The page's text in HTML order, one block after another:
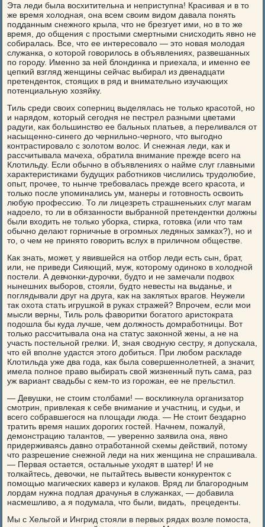
Эта леди была восхитительна и неприступна! Красивая и в то
же время холодная, она всем своим видом давала понять
подданным снежного крыла, что не брезгует ими, но в то же
время, до общения с простыми смертными снисходить явно не
собиралась. Все, что ее интересовало — это новая молодая
служанка, о которой говорилось в объявлениях, развешанных
по городу. Именно за ней блондинка и приехала, и именно ее
цепкий взгляд женщины сейчас выбирал из двенадцати
претенденток, стоящих в ряд и внимательно изучающих
потенциальную хозяйку.
Тиль среди своих соперниц выделялась не только красотой, но
и нарядом, который сегодня не пестрел разными цветами
радуги, как большинство ее бальных платьев, а переливался от
насыщенно-синего до чернильно-черного, что выгодно
контрастировало с золотом волос. И снежная леди, как и
рассчитывала мачеха, обратила внимание прежде всего на
Клотильду. Если обычно в объявлениях о найме слуг главными
характеристиками будущих работников числились трудолюбие,
опыт, прочее, то нынче требовалась прежде всего красота, и
только после упоминались ум, манеры и готовность освоить
любую профессию. То ли лицезреть страшненьких слуг магам
надоело, то ли в обязанности выбранной претендентки должны
были входить не только уборка, стирка, готовка (или что там
обычно делают горничные в огромных ледяных замках?), но и
то, о чем не принято говорить вслух в приличном обществе.
Как знать, может, у явившейся на отбор леди есть сын, брат,
или, не приведи Сияющий, муж, которому одиноко в холодной
постели. А девчонки-дурочки, будто и не замечали подвох
нынешних выборов, стояли, будто невесты на выданье, и
поглядывали друг на друга, как на заклятых врагов. Неужели
так охота стать игрушкой в руках стражей? Впрочем, если мои
мысли верны, Тиль роль фаворитки богатого аристократа
подошла бы куда лучше, чем должность домработницы. Вот
только рассчитывала она на статус законной жены, а не на
участь постельной грелки. И, зная сводную сестру, я допускала,
что ей вполне удастся этого добиться. При любом раскладе
Клотильда уже два года, как была совершеннолетней, а значит,
имела полное право выбирать свой жизненный путь сама, раз
уж вариант свадьбы с кем-то из горожан, ее не прельстил.
— Девушки, не стоим столбами! — воскликнула организатор
смотрин, привлекая к себе внимание и участниц, и судьи, и
всего собравшегося на площади люда. — Не стоит бездарно
тратить время наших дорогих гостей. Начнем, пожалуй,
демонстрацию талантов, — уверенно заявила она, явно
придерживаясь давно отработанной схемы действий, потому
что разрешение снежной леди на них женщина не спрашивала.
— Первая остается, остальные уходят в шатер! И не
толкайтесь, девочки, не пытайтесь вывести конкуренток с
помощью магических каверз и кулаков. Вряд ли благородным
лордам нужна подлая драчунья в служанках, — добавила
насмешливо, а я подумала, что были, видать, прецеденты.
Мы с Хельгой и Ингрид стояли в первых рядах возле помоста,